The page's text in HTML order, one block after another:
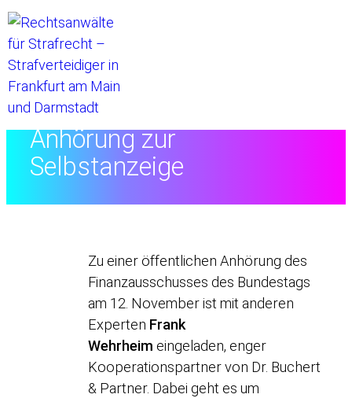
Anhörung zur
Selbstanzeige
Zu einer öffentlichen Anhörung des
Finanzausschusses des Bundestags
am 12. November ist mit anderen
Experten Frank
Wehrheim eingeladen, enger
Kooperationspartner von Dr. Buchert
& Partner. Dabei geht es um